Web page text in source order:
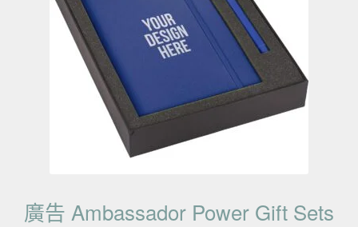
廣告 Ambassador Power Gift Sets